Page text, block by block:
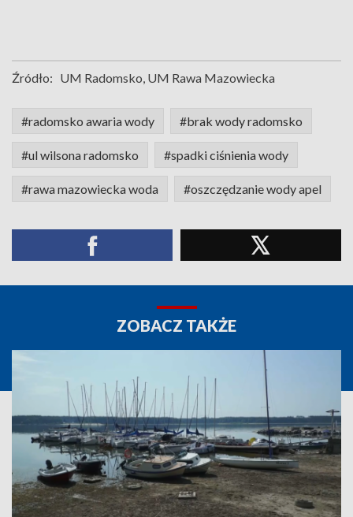
Źródło: UM Radomsko, UM Rawa Mazowiecka
#radomsko awaria wody #brak wody radomsko
#ul wilsona radomsko #spadki ciśnienia wody
#rawa mazowiecka woda #oszczędzanie wody apel
ZOBACZ TAKŻE